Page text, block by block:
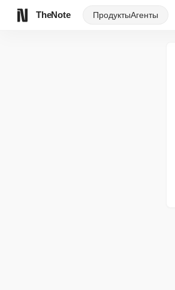
TheNote ПродуктыАгенты